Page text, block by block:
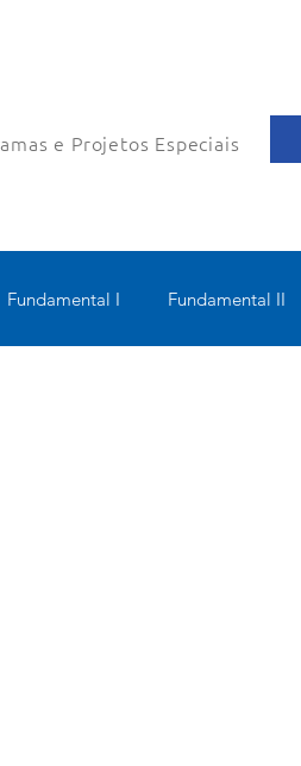
e Projetos Especiais
Fundamental I Fundamental II